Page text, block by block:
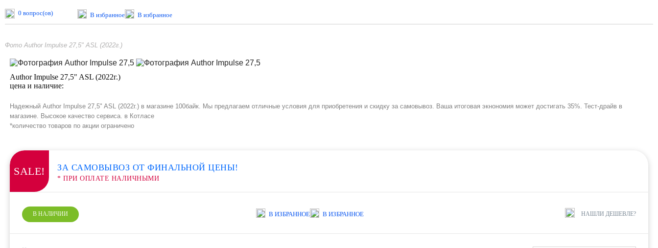
0 вопрос(ов) В избранное В избранное
Фото Author Impulse 27,5" ASL (2022г.)
Author Impulse 27,5" ASL (2022г.)
цена и наличие:
Надежный Author Impulse 27,5" ASL (2022г.) в магазине 100байк. Мы предлагаем отличные условия для приобретения и скидку за самовывоз. Ваша итоговая экнономия может достигать 35%. Тест-драйв в
магазине. Высокое качество сервиса. в Котласе
*количество товаров по акции ограничено
SALE! ЗА САМОВЫВОЗ ОТ ФИНАЛЬНОЙ ЦЕНЫ!
* ПРИ ОПЛАТЕ НАЛИЧНЫМИ
В НАЛИЧИИ В ИЗБРАННОЕ В ИЗБРАННОЕ НАШЛИ ДЕШЕВЛЕ?